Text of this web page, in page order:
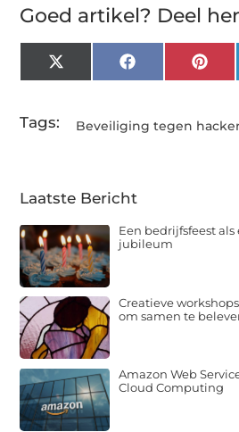
Goed artikel? Deel
X
(Twitter)
Facebook
Tags: Beveiliging tegen
Laatste Bericht
Een bedrijfsfeest
jubileum
Creatieve
om samen te
Amazon Web
Cloud Computing